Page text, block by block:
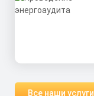
Все наши услуги